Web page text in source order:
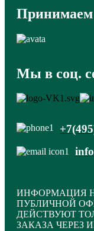
Принимаем
Мы в соц.
ИНФОРМАЦИЯ
ПУБЛИЧНОЙ
ДЕЙСТВУЮТ
ЗАКАЗА ЧЕРЕЗ